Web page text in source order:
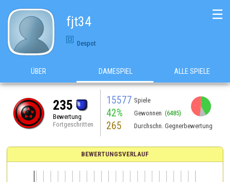
fjt34
Despot
☰
ÜBER DAMESPIEL ALLE SPIELE
235
Bewertung
Fortgeschritten
15577 Spiele
42% Gewonnen (6485)
265 Durchschn. Gegnerbewertung
BEWERTUNGSVERLAUF